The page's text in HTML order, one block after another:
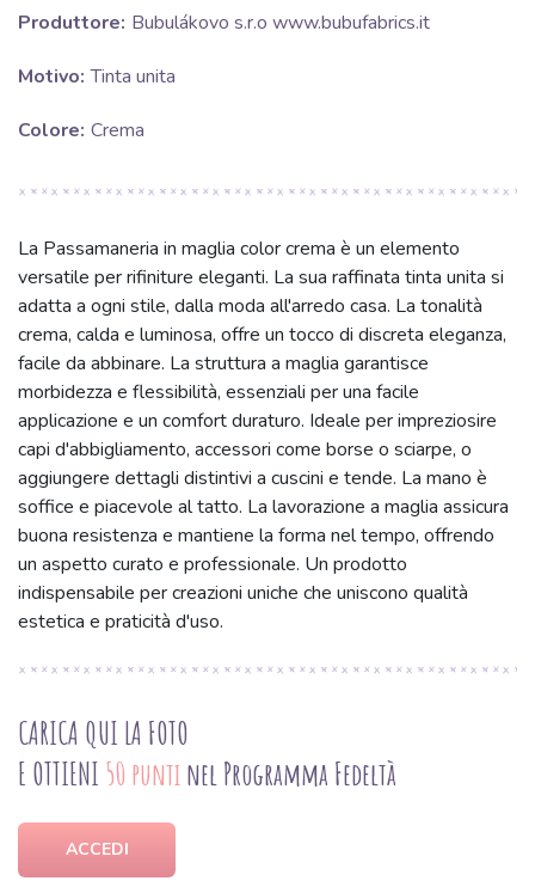
Produttore: Bubulákovo s.r.o www.bubufabrics.it
Motivo: Tinta unita
Colore: Crema
La Passamaneria in maglia color crema è un elemento
versatile per rifiniture eleganti. La sua raffinata tinta unita si
adatta a ogni stile, dalla moda all'arredo casa. La tonalità
crema, calda e luminosa, offre un tocco di discreta eleganza,
facile da abbinare. La struttura a maglia garantisce
morbidezza e flessibilità, essenziali per una facile
applicazione e un comfort duraturo. Ideale per impreziosire
capi d'abbigliamento, accessori come borse o sciarpe, o
aggiungere dettagli distintivi a cuscini e tende. La mano è
soffice e piacevole al tatto. La lavorazione a maglia assicura
buona resistenza e mantiene la forma nel tempo, offrendo
un aspetto curato e professionale. Un prodotto
indispensabile per creazioni uniche che uniscono qualità
estetica e praticità d'uso.
CARICA QUI LA FOTO
E OTTIENI 50 punti nel Programma Fedeltà
ACCEDI